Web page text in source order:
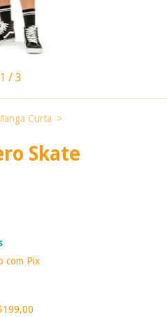
1 / 3
Curta >
Skate
com Pix